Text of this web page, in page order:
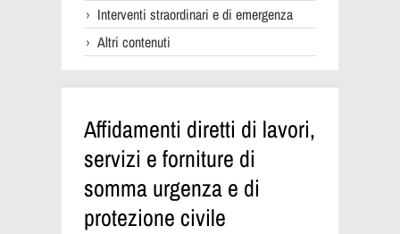
Interventi straordinari e di emergenza
Altri contenuti
Affidamenti diretti di lavori,
servizi e forniture di
somma urgenza e di
protezione civile